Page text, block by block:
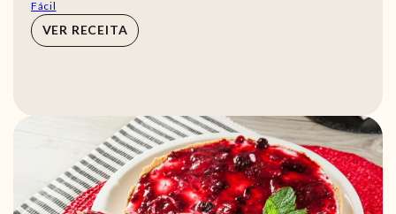
Fácil
VER RECEITA